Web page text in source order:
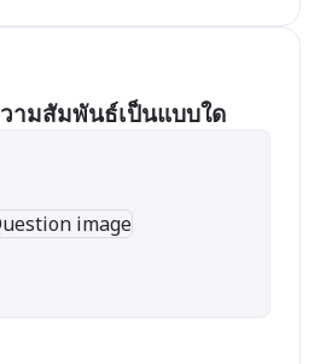
ามสัมพันธ์เป็นแบบใด